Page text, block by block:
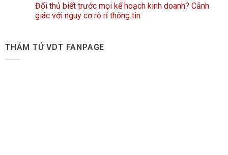
Đối thủ biết trước mọi kế hoạch kinh doanh? Cảnh
giác với nguy cơ rò rỉ thông tin
THÁM TỬ VDT FANPAGE